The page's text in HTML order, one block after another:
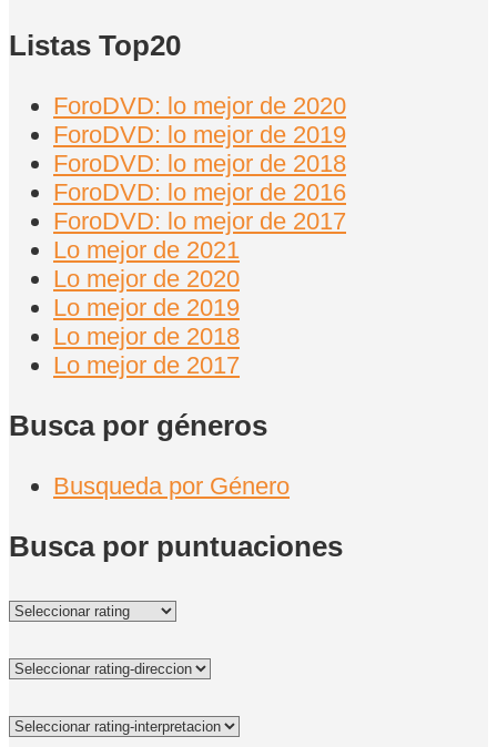
Listas Top20
ForoDVD: lo mejor de 2020
ForoDVD: lo mejor de 2019
ForoDVD: lo mejor de 2018
ForoDVD: lo mejor de 2016
ForoDVD: lo mejor de 2017
Lo mejor de 2021
Lo mejor de 2020
Lo mejor de 2019
Lo mejor de 2018
Lo mejor de 2017
Busca por géneros
Busqueda por Género
Busca por puntuaciones